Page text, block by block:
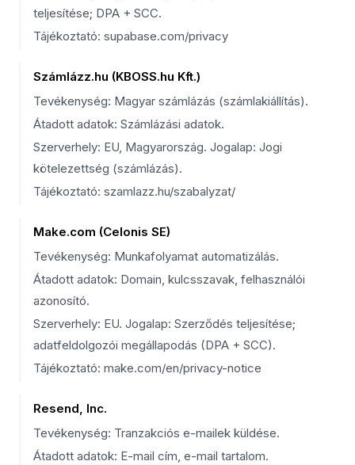
teljesítése; DPA + SCC.
Tájékoztató: supabase.com/privacy
Számlázz.hu (KBOSS.hu Kft.)
Tevékenység: Magyar számlázás (számlakiállítás).
Átadott adatok: Számlázási adatok.
Szerverhely: EU, Magyarország. Jogalap: Jogi
kötelezettség (számlázás).
Tájékoztató: szamlazz.hu/szabalyzat/
Make.com (Celonis SE)
Tevékenység: Munkafolyamat automatizálás.
Átadott adatok: Domain, kulcsszavak, felhasználói
azonosító.
Szerverhely: EU. Jogalap: Szerződés teljesítése;
adatfeldolgozói megállapodás (DPA + SCC).
Tájékoztató: make.com/en/privacy-notice
Resend, Inc.
Tevékenység: Tranzakciós e-mailek küldése.
Átadott adatok: E-mail cím, e-mail tartalom.